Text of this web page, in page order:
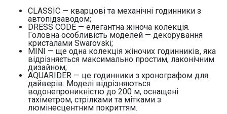
CLASSIC — кварцові та механічні годинники з
автопідзаводом;
DRESS CODE — елегантна жіноча колекція.
Головна особливість моделей — декорування
кристалами Swarovski;
MINI — ще одна колекція жіночих годинників, яка
відрізняється максимально простим, лаконічним
дизайном;
AQUARIDER — це годинники з хронографом для
дайверів. Моделі відрізняються
водонепроникністю до 200 м, оснащені
тахіметром, стрілками та мітками з
люмінесцентним покриттям.